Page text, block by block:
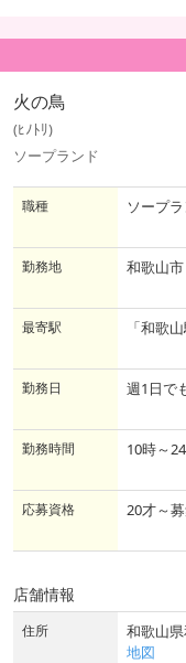
火の鳥
(ﾋﾉﾄﾘ)
ソープランド
職種 ソープ
勤務地 和歌山市
最寄駅 「和歌
勤務日 週1日で
勤務時間 10時～
応募資格 20才～
店舗情報
住所
和歌山
地図